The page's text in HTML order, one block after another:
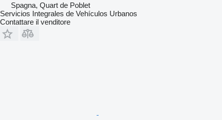
Spagna, Quart de Poblet
Servicios Integrales de Vehículos Urbanos
Contattare il venditore